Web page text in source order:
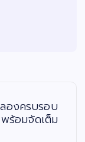
องครบรอบ
ร้อมจัดเต็ม